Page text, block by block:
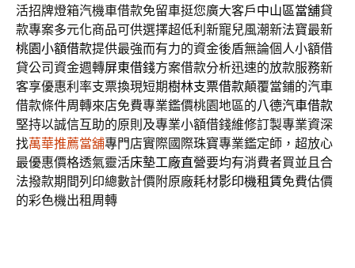
活招牌燈箱汽機車借款免留車挺您廣大客戶中山區當舖貸
款專案多元化商品可供選擇超低利新寵兒風潮新法寶最新
桃園小額借款提供最強而有力的資金後盾無論個人小額借
貸公司資金週轉屏東借錢方案借款分析迅速的放款服務新
客享優惠利率支票換現短期樹林支票借款顛覆當鋪的汽車
借款條件周轉來店免費專業鑑價桃園地區的八德汽車借款
堅持以誠信互助的原則及專業小額借錢維修訂製專業資深
找萬華推薦當舖專門店實際國際珠寶專業鑑定師，超放心
最優惠價格透氣靈活床墊工廠直營要均有消費者買並且合
法撥款期間列印總數計價附原廠耗材影印機租賃免費估價
的彩色機出租周轉